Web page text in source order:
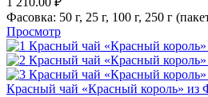
Фасовка: 50 г, 25 г, 100 г, 250 г
Просмотр
Красный чай «Красный король» из